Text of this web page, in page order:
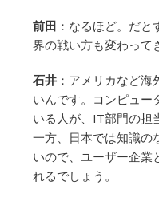
前田 ：なるほど。だと
界の戦い方も変わって
石井 ：アメリカなど海
いんです。コンピュー
いる人が、IT部門の担
一方、日本では知識の
いので、ユーザー企業
れるでしょう。